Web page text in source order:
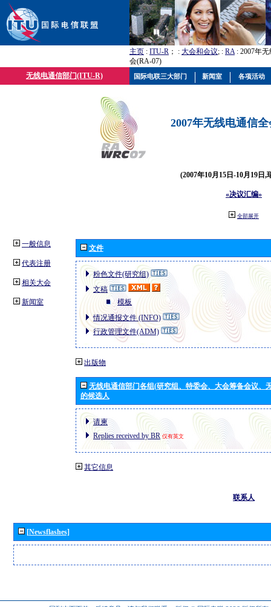
主页 : ITU-R ； : 大会和会议; : RA: 2007年
会(RA-07)
无线电通信部门(ITU-R)
2007年无线电通信
(2007年10月15日-10月19日,
«决议汇编»
全部展开
一般信息
代表注册
相关大会
新闻室
文件
粉色文件(研究组)
文稿
模板
情况通报文件 (INFO)
行政管理文件(ADM)
出版物
无线电通信部门各组(研究组、特委会、大会筹备会议、
的候选人
请柬
Replies received by BR 仅有英文
其它信息
联系人
[Newsflashes]
国际电联三大部门 新闻室 各项活动